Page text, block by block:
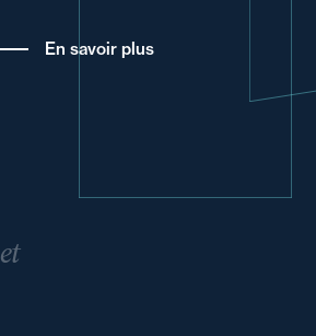
En savoir plus
et